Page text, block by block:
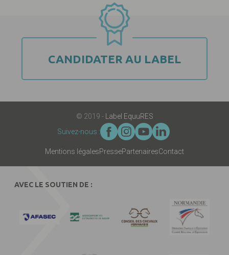
CANDIDATER AU LABEL
© 2019 -
Label EquuRES
Suivez-nous :
Mentions légalesPressePartenairesContact
AVEC LE SOUTIEN DE :